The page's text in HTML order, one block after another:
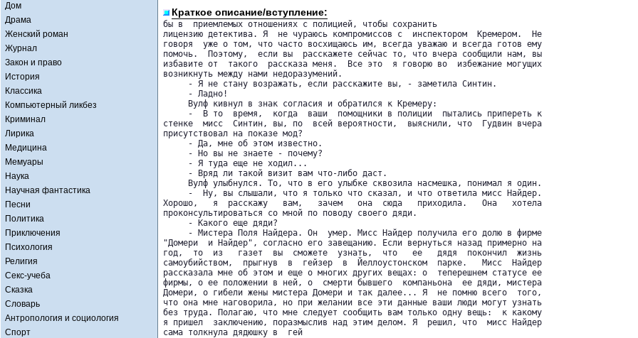
Дом
Драма
Женский роман
Журнал
Закон и право
История
Классика
Компьютерный ликбез
Криминал
Лирика
Медицина
Мемуары
Наука
Научная фантастика
Песни
Политика
Приключения
Психология
Религия
Секс-учеба
Сказка
Словарь
Антропология и социология
Спорт
Краткое описание/вступление:
бы в  приемлемых отношениях с полицией, чтобы сохранить
лицензию детектива. Я  не чураюсь компромиссов с  инспектором  Кремером.  Не
говоря  уже о том, что часто восхищаюсь им, всегда уважаю и всегда готов ему
помочь.  Поэтому,  если вы  расскажете сейчас то, что вчера сообщили нам, вы
избавите от  такого  рассказа меня.  Все это  я говорю во  избежание могущих
возникнуть между нами недоразумений.
     - Я не стану возражать, если расскажите вы, - заметила Синтин.
     - Ладно!
     Вулф кивнул в знак согласия и обратился к Кремеру:
     -  В то  время,  когда  ваши  помощники в полиции  пытались припереть к
стенке  мисс  Синтин, вы, по  всей вероятности,  выяснили, что  Гудвин вчера
присутствовал на показе мод?
     - Да, мне об этом известно.
     - Но вы не знаете - почему?
     - Я туда еще не ходил...
     - Вряд ли такой визит вам что-либо даст.
     Вулф улыбнулся. То, что в его улыбке сквозила насмешка, понимал я один.
     -  Ну, вы слышали, что я только что сказал, и что ответила мисс Найдер.
Хорошо,   я  расскажу   вам,   зачем   она  сюда   приходила.   Она   хотела
проконсультироваться со мной по поводу своего дяди.
     - Какого еще дяди?
     - Мистера Поля Найдера. Он  умер. Мисс Найдер получила его долю в фирме
"Домери  и Найдер", согласно его завещанию. Если вернуться назад примерно на
год,  то  из   газет  вы  сможете  узнать,  что   ее   дядя  покончил  жизнь
самоубийством,  прыгнув  в  гейзер  в  Йеллоустонском  парке.   Мисс  Найдер
рассказала мне об этом и еще о многих других вещах: о  теперешнем статусе ее
фирмы, о ее положении в ней, о  смерти бывшего  компаньона  ее дяди, мистера
Домери, о гибели жены мистера Домери и так далее... Я  не помню всего  того,
что она мне наговорила, но при желании все эти данные ваши люди могут узнать
без труда. Полагаю, что мне следует сообщить вам только одну вещь:  к какому
я пришел  заключению, поразмыслив над этим делом. Я  решил, что  мисс Найдер
сама толкнула дядюшку в  гей